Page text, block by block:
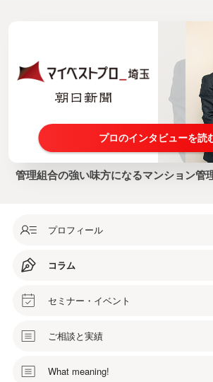
プロのインタビューを読
管理組合の強い味方になるマンション管
プロフィール
コラム
セミナー・イベント
ご相談と実績
What meaning!